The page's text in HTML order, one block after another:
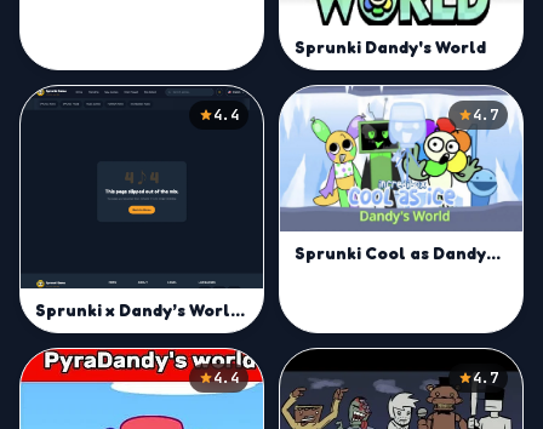
Sprunki Dandy's World
4.4
Sprunki x Dandy’s World Mod
4.7
Sprunki Cool as Dandys World
4.4 4.7